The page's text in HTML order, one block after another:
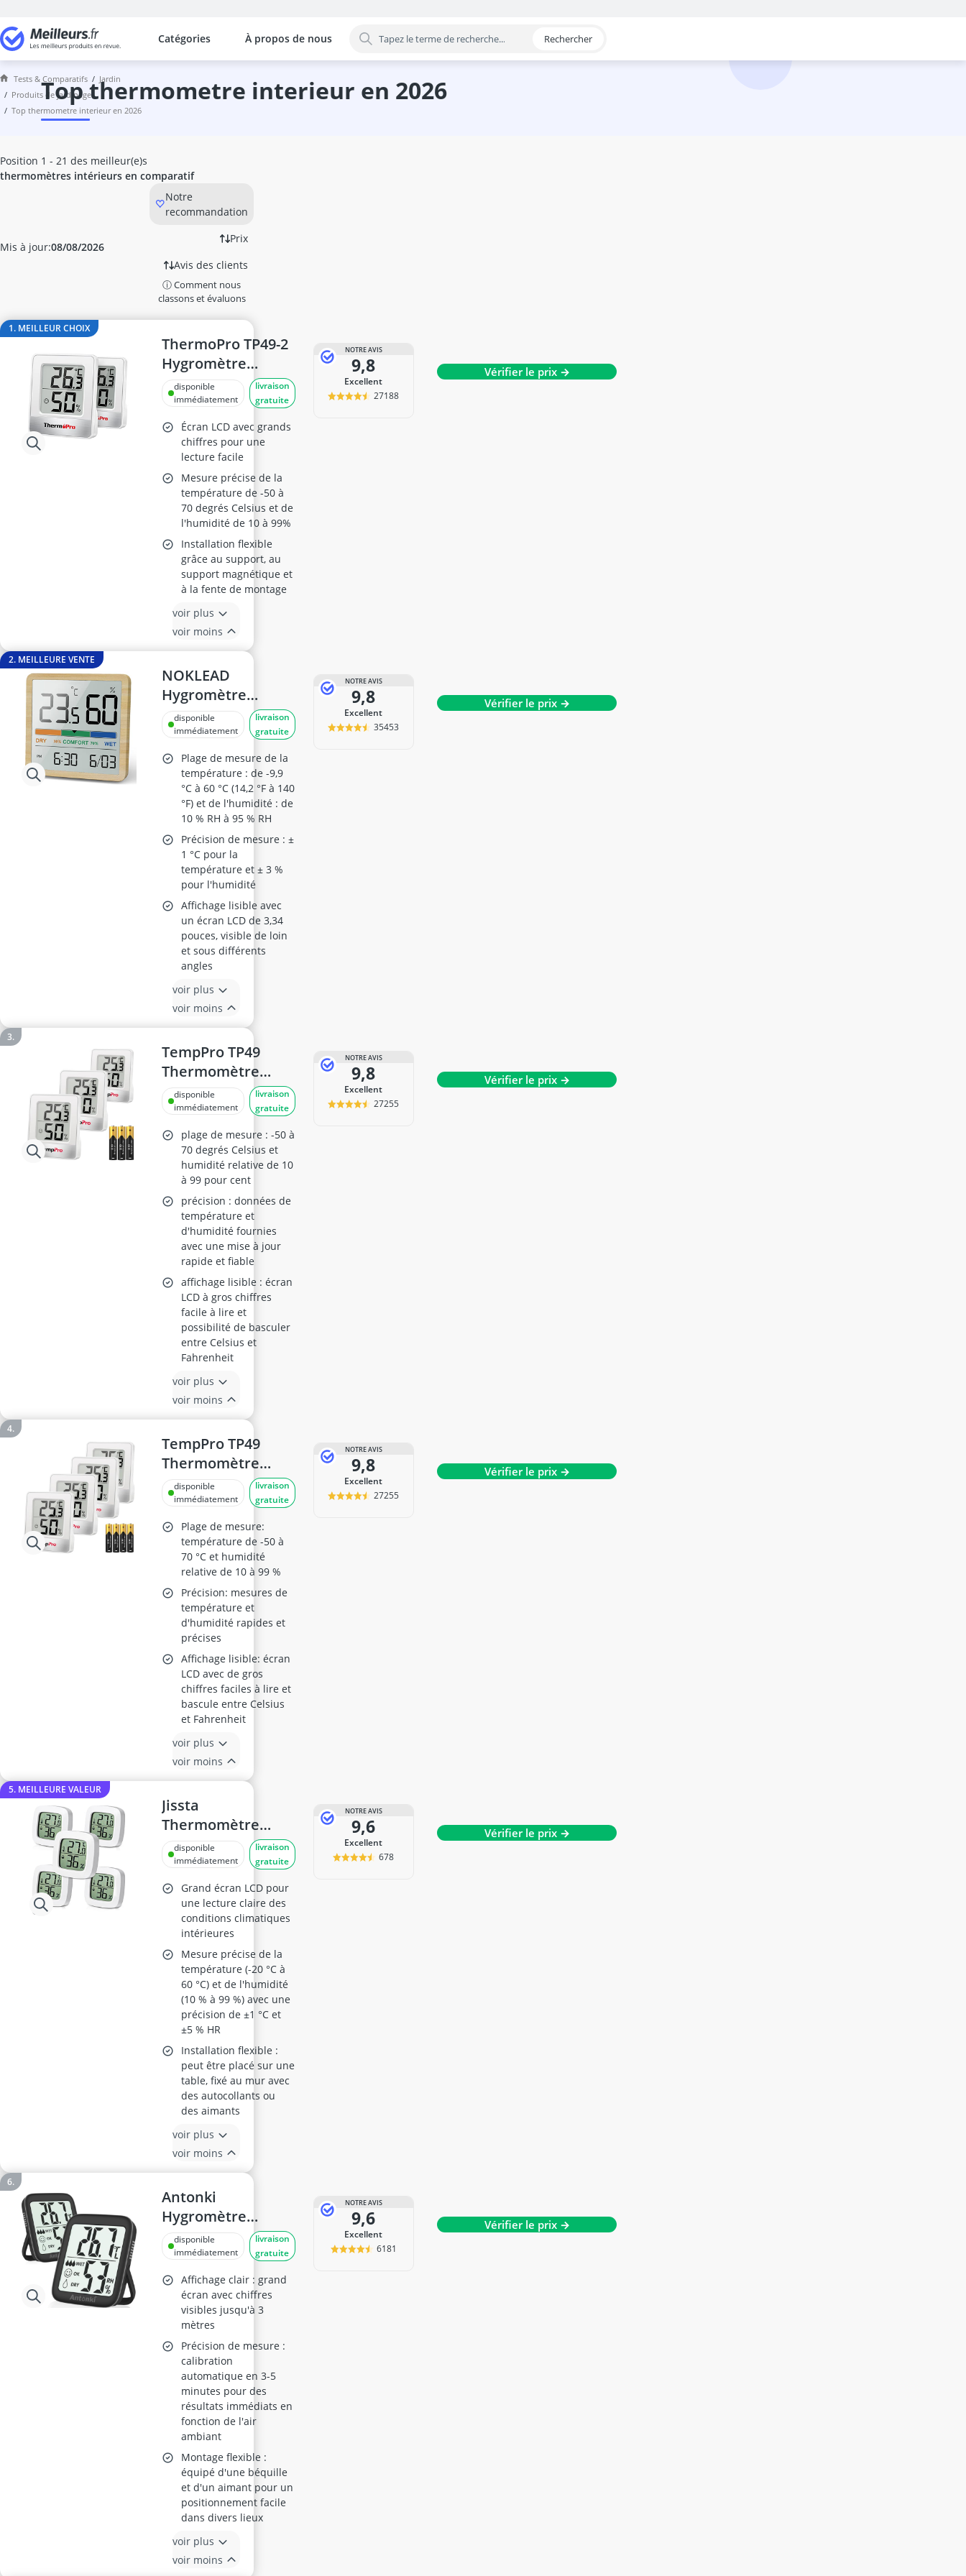
Catégories
Les comparaisons les plus populaires par catégorie
Jardin
abri de jardin métal
abri-bûches
aérosol insecticide
Affûteuse chaîne tronçonneuse
Affûteuse foret
Aiguiseur à lame
allume-feu pour cheminée
Anti nuisible ultrason
anti-campagnol
anti-mites
Anti-mousse
anti-taupes solaire
arroseur escamotable
Aspirateur de feuilles
Aspirateur de feuilles à essence
À propos de nous Rechercher
Tests & Comparatifs
jardin
produits de jardinage
top thermometre interieur en 2026
top thermometre interieur en 2026
Mis à jour:08/08/2026
Position 1 - 21 des meilleur(e)s
thermomètres intérieurs en comparatif
Notre
recommandation
Prix
Avis des clients
ⓘ Comment nous
classons et évaluons
1. MEILLEUR CHOIX
ThermoPro TP49-2
Hygromètre
numérique 2
pièces
disponible
immédiatement
livraison
gratuite
Écran LCD avec grands
chiffres pour une
lecture facile
Mesure précise de la
température de -50 à
70 degrés Celsius et de
l'humidité de 10 à 99%
Installation flexible
grâce au support, au
support magnétique et
à la fente de montage
voir plus
voir moins
NOTRE AVIS
9,8
Excellent
27188
Vérifier le prix →
2. MEILLEURE VENTE
NOKLEAD
Hygromètre
Thermomètre
d'intérieur
Numérique
disponible
immédiatement
livraison
gratuite
Plage de mesure de la
température : de -9,9
°C à 60 °C (14,2 °F à 140
°F) et de l'humidité : de
10 % RH à 95 % RH
Précision de mesure : ±
1 °C pour la
température et ± 3 %
pour l'humidité
Affichage lisible avec
un écran LCD de 3,34
pouces, visible de loin
et sous différents
angles
voir plus
voir moins
NOTRE AVIS
9,8
Excellent
35453
Vérifier le prix →
TempPro TP49
Thermomètre
numérique - Lot de
3
disponible
immédiatement
livraison
gratuite
plage de mesure : -50 à
70 degrés Celsius et
humidité relative de 10
à 99 pour cent
précision : données de
température et
d'humidité fournies
avec une mise à jour
rapide et fiable
affichage lisible : écran
LCD à gros chiffres
facile à lire et
possibilité de basculer
entre Celsius et
Fahrenheit
voir plus
voir moins
NOTRE AVIS
9,8
Excellent
27255
Vérifier le prix →
TempPro TP49
Thermomètre
Numérique – Lot
de 4
disponible
immédiatement
livraison
gratuite
Plage de mesure:
température de -50 à
70 °C et humidité
relative de 10 à 99 %
Précision: mesures de
température et
d'humidité rapides et
précises
Affichage lisible: écran
LCD avec de gros
chiffres faciles à lire et
bascule entre Celsius
et Fahrenheit
voir plus
voir moins
NOTRE AVIS
9,8
Excellent
27255
Vérifier le prix →
5. MEILLEURE VALEUR
Jissta
Thermomètre
Hygromètre
Numérique 5
Pièces
disponible
immédiatement
livraison
gratuite
Grand écran LCD pour
une lecture claire des
conditions climatiques
intérieures
Mesure précise de la
température (-20 °C à
60 °C) et de l'humidité
(10 % à 99 %) avec une
précision de ±1 °C et
±5 % HR
Installation flexible :
peut être placé sur une
table, fixé au mur avec
des autocollants ou
des aimants
voir plus
voir moins
NOTRE AVIS
9,6
Excellent
678
Vérifier le prix →
Antonki
Hygromètre
Numérique 2
Pièces
disponible
immédiatement
livraison
gratuite
Affichage clair : grand
écran avec chiffres
visibles jusqu'à 3
mètres
Précision de mesure :
calibration
automatique en 3-5
minutes pour des
résultats immédiats en
fonction de l'air
ambiant
Montage flexible :
équipé d'une béquille
et d'un aimant pour un
positionnement facile
dans divers lieux
voir plus
voir moins
NOTRE AVIS
9,6
Excellent
6181
Vérifier le prix →